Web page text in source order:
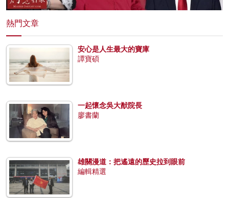
熱門文章
安心是人生最大的寶庫
譚寶碩
一起懷念吳大猷院長
廖書蘭
雄關漫道：把遙遠的歷史拉到眼前
編輯精選